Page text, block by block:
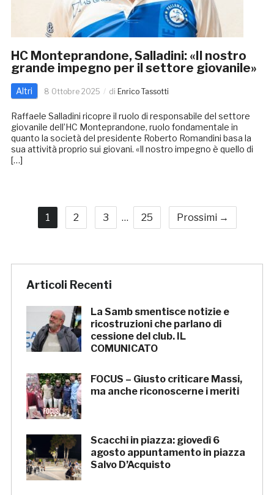
HC Monteprandone, Salladini: «Il nostro
grande impegno per il settore giovanile»
Altri 8 Ottobre 2025 di Enrico Tassotti
Raffaele Salladini ricopre il ruolo di responsabile del settore
giovanile dell’HC Monteprandone, ruolo fondamentale in
quanto la società del presidente Roberto Romandini basa la
sua attività proprio sui giovani. «Il nostro impegno è quello di
[…]
1 2 3 … 25 Prossimi →
Articoli Recenti
La Samb smentisce notizie e
ricostruzioni che parlano di
cessione del club. IL
COMUNICATO
FOCUS – Giusto criticare Massi,
ma anche riconoscerne i meriti
Scacchi in piazza: giovedì 6
agosto appuntamento in piazza
Salvo D’Acquisto